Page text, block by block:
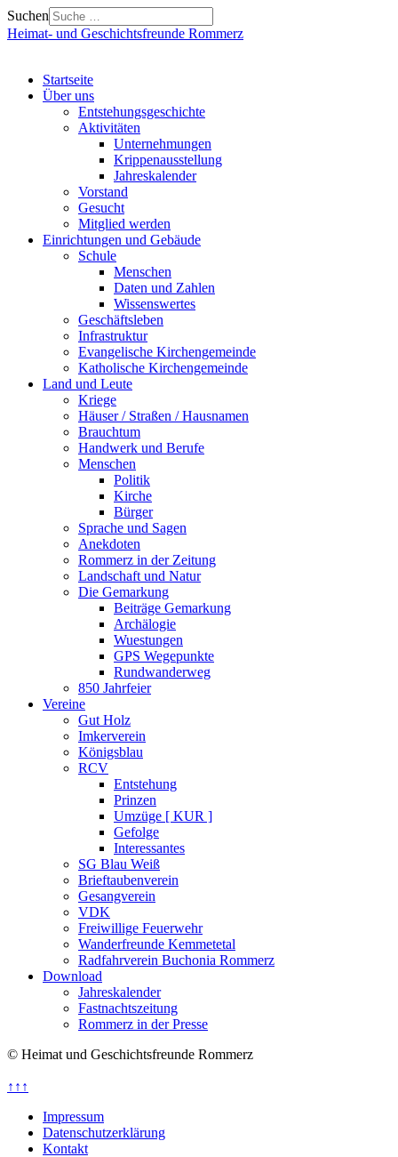
Suchen
Heimat- und Geschichtsfreunde Rommerz
Startseite
Über uns
Entstehungsgeschichte
Aktivitäten
Unternehmungen
Krippenausstellung
Jahreskalender
Vorstand
Gesucht
Mitglied werden
Einrichtungen und Gebäude
Schule
Menschen
Daten und Zahlen
Wissenswertes
Geschäftsleben
Infrastruktur
Evangelische Kirchengemeinde
Katholische Kirchengemeinde
Land und Leute
Kriege
Häuser / Straßen / Hausnamen
Brauchtum
Handwerk und Berufe
Menschen
Politik
Kirche
Bürger
Sprache und Sagen
Anekdoten
Rommerz in der Zeitung
Landschaft und Natur
Die Gemarkung
Beiträge Gemarkung
Archälogie
Wuestungen
GPS Wegepunkte
Rundwanderweg
850 Jahrfeier
Vereine
Gut Holz
Imkerverein
Königsblau
RCV
Entstehung
Prinzen
Umzüge [ KUR ]
Gefolge
Interessantes
SG Blau Weiß
Brieftaubenverein
Gesangverein
VDK
Freiwillige Feuerwehr
Wanderfreunde Kemmetetal
Radfahrverein Buchonia Rommerz
Download
Jahreskalender
Fastnachtszeitung
Rommerz in der Presse
© Heimat und Geschichtsfreunde Rommerz
↑↑↑
Impressum
Datenschutzerklärung
Kontakt